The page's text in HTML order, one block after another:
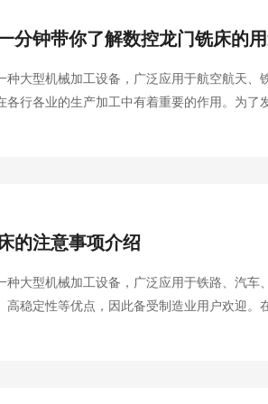
分钟带你了解数控龙门铣床的
种大型机械加工设备，广泛应用于航空航天、
各行各业的生产加工中有着重要的作用。为了
的注意事项介绍
种大型机械加工设备，广泛应用于铁路、汽车
高稳定性等优点，因此备受制造业用户欢迎。